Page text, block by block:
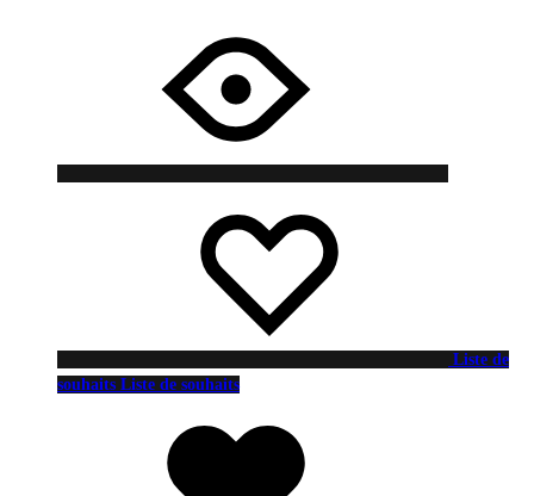
Liste de
souhaits Liste de souhaits